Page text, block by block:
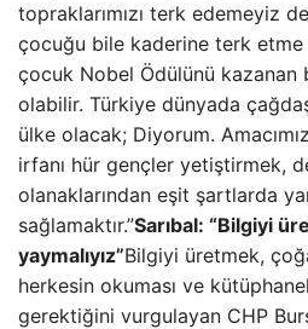
topraklarımızı terk edemeyiz
çocuğu bile kaderine terk etme
çocuk Nobel Ödülünü
olabilir. Türkiye dünyada
ülke olacak; Diyorum.
irfanı hür gençler yetiştirmek,
olanaklarından eşit şartlarda
sağlamaktır.”Sarıbal: “Bilgiyi
yaymalıyız”Bilgiyi üretmek,
herkesin okuması ve
gerektiğini vurgulayan CHP